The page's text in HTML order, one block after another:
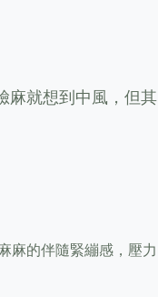
麻就想到中風，但其
麻的伴隨緊繃感，壓力